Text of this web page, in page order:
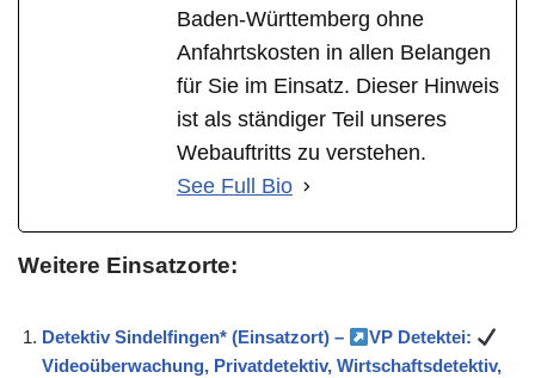
Baden-Württemberg ohne
Anfahrtskosten in allen Belangen
für Sie im Einsatz. Dieser Hinweis
ist als ständiger Teil unseres
Webauftritts zu verstehen.
See Full Bio
Weitere Einsatzorte:
Detektiv Sindelfingen* (Einsatzort) –
VP Detektei:
Videoüberwachung, Privatdetektiv, Wirtschaftsdetektiv,